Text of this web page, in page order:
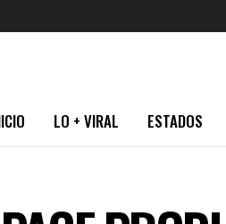
LO + VIRAL ESTADOS